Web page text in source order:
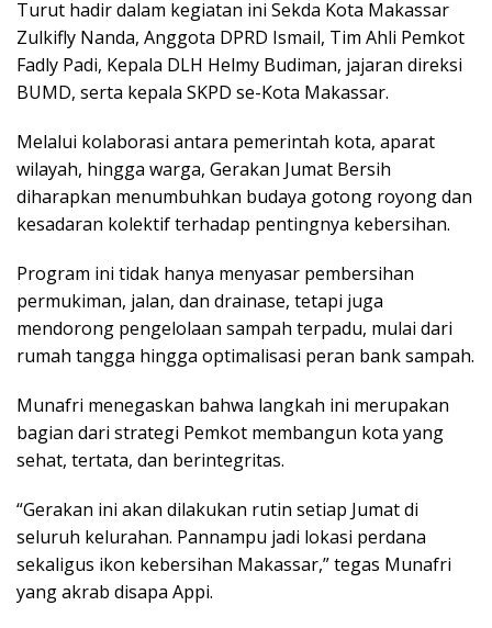
Turut hadir dalam kegiatan ini Sekda Kota Makassar
Zulkifly Nanda, Anggota DPRD Ismail, Tim Ahli Pemkot
Fadly Padi, Kepala DLH Helmy Budiman, jajaran direksi
BUMD, serta kepala SKPD se-Kota Makassar.
Melalui kolaborasi antara pemerintah kota, aparat
wilayah, hingga warga, Gerakan Jumat Bersih
diharapkan menumbuhkan budaya gotong royong dan
kesadaran kolektif terhadap pentingnya kebersihan.
Program ini tidak hanya menyasar pembersihan
permukiman, jalan, dan drainase, tetapi juga
mendorong pengelolaan sampah terpadu, mulai dari
rumah tangga hingga optimalisasi peran bank sampah.
Munafri menegaskan bahwa langkah ini merupakan
bagian dari strategi Pemkot membangun kota yang
sehat, tertata, dan berintegritas.
“Gerakan ini akan dilakukan rutin setiap Jumat di
seluruh kelurahan. Pannampu jadi lokasi perdana
sekaligus ikon kebersihan Makassar,” tegas Munafri
yang akrab disapa Appi.